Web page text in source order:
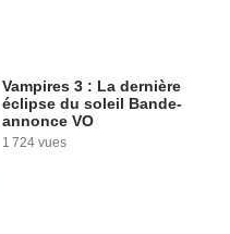
Vampires 3 : La dernière
éclipse du soleil Bande-
annonce VO
1 724 vues